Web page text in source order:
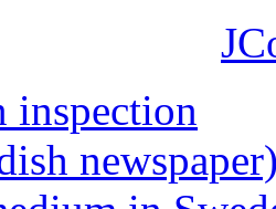
inspection